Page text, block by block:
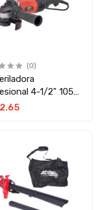
(0)
4-1/2" 1050
Adir